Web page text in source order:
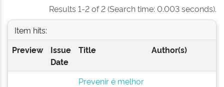
Results 1-2 of 2 (Search time: 0.003 seconds).
Item hits:
Preview
Issue
Date
Title Author(s)
Prevenir é melhor